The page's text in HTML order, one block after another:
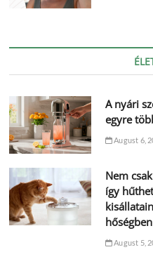
A nyári
egyre
August 6,
Nem
így
hőségben
August 5,